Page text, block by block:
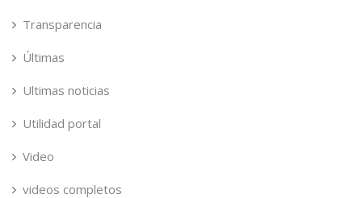
Transparencia
Últimas
Ultimas noticias
Utilidad portal
Video
videos completos